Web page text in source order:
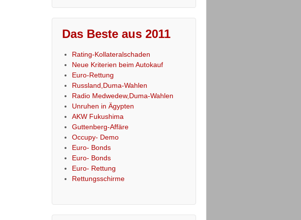
Das Beste aus 2011
Rating-Kollateralschaden
Neue Kriterien beim Autokauf
Euro-Rettung
Russland,Duma-Wahlen
Radio Medwedew,Duma-Wahlen
Unruhen in Ägypten
AKW Fukushima
Guttenberg-Affäre
Occupy- Demo
Euro- Bonds
Euro- Bonds
Euro- Rettung
Rettungsschirme